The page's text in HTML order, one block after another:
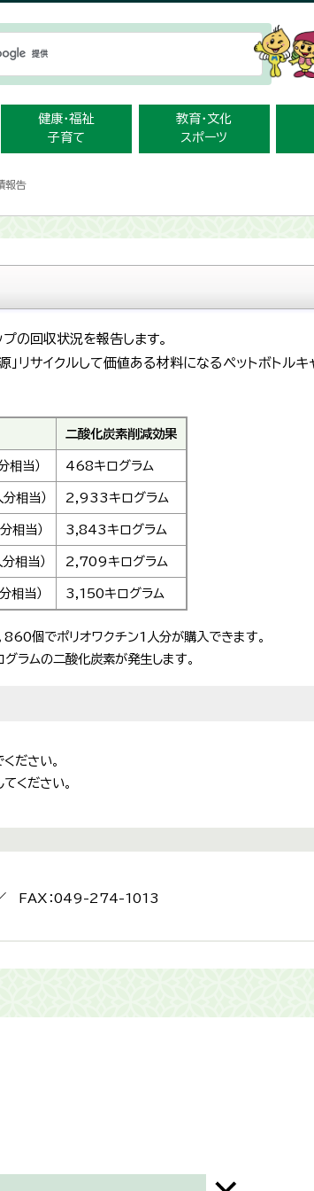
健康・福祉
子育て
教育・文化
スポーツ
報告
の回収状況を報告します。
」リサイクルして価値ある材料になるペットボトル
二酸化炭素削減効果
当） 468キログラム
相当） 2,933キログラム
相当） 3,843キログラム
相当） 2,709キログラム
相当） 3,150キログラム
個でポリオワクチン1人分が購入できます。
ラムの二酸化炭素が発生します。
ださい。
ください。
／ FAX：049-274-1013